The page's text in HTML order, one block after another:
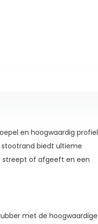
en hoogwaardig profiel
stootrand biedt ultieme
streept of afgeeft en een
met de hoogwaardige